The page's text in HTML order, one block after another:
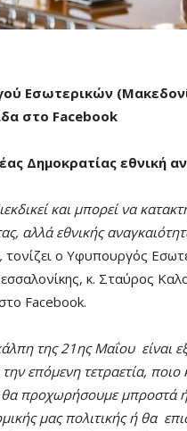
Εσωτερικών
στο Facebook
Δημοκρατίας εθνική
και μπορεί να
αλλά εθνικής
τονίζει ο Υφυπουργός
κ. Σταύρος
Facebook.
της 21ης Μαΐου είναι
επόμενη τετραετία,
θα προχωρήσουμε
μας πολιτικής ή θα